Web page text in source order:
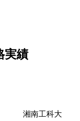
実績
湘南工科大